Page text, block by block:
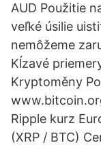
AUD Použitie
veľké úsilie
nemôžeme
Kĺzavé
Kryptoměny
Ripple kurz
(XRP / BTC)